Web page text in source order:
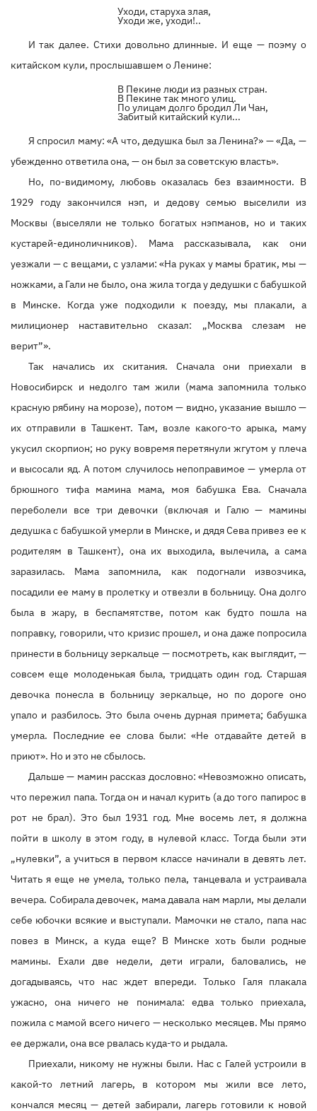
Уходи, старуха злая,
Уходи же, уходи!..
И так далее. Стихи довольно длинные. И еще — поэму о
китайском кули, прослышавшем о Ленине:
В Пекине люди из разных стран.
В Пекине так много улиц.
По улицам долго бродил Ли Чан,
Забитый китайский кули...
Я спросил маму: «А что, дедушка был за Ленина?» — «Да, —
убежденно ответила она, — он был за советскую власть».
Но, по-видимому, любовь оказалась без взаимности. В
1929 году закончился нэп, и дедову семью выселили из
Москвы (выселяли не только богатых нэпманов, но и таких
кустарей-единоличников). Мама рассказывала, как они
уезжали — с вещами, с узлами: «На руках у мамы братик, мы —
ножками, а Гали не было, она жила тогда у дедушки с бабушкой
в Минске. Когда уже подходили к поезду, мы плакали, а
милиционер наставительно сказал: „Москва слезам не
верит”».
Так начались их скитания. Сначала они приехали в
Новосибирск и недолго там жили (мама запомнила только
красную рябину на морозе), потом — видно, указание вышло —
их отправили в Ташкент. Там, возле какого-то арыка, маму
укусил скорпион; но руку вовремя перетянули жгутом у плеча
и высосали яд. А потом случилось непоправимое — умерла от
брюшного тифа мамина мама, моя бабушка Ева. Сначала
переболели все три девочки (включая и Галю — мамины
дедушка с бабушкой умерли в Минске, и дядя Сева привез ее к
родителям в Ташкент), она их выходила, вылечила, а сама
заразилась. Мама запомнила, как подогнали извозчика,
посадили ее маму в пролетку и отвезли в больницу. Она долго
была в жару, в беспамятстве, потом как будто пошла на
поправку, говорили, что кризис прошел, и она даже попросила
принести в больницу зеркальце — посмотреть, как выглядит, —
совсем еще молоденькая была, тридцать один год. Старшая
девочка понесла в больницу зеркальце, но по дороге оно
упало и разбилось. Это была очень дурная примета; бабушка
умерла. Последние ее слова были: «Не отдавайте детей в
приют». Но и это не сбылось.
Дальше — мамин рассказ дословно: «Невозможно описать,
что пережил папа. Тогда он и начал курить (а до того папирос в
рот не брал). Это был 1931 год. Мне восемь лет, я должна
пойти в школу в этом году, в нулевой класс. Тогда были эти
„нулевки”, а учиться в первом классе начинали в девять лет.
Читать я еще не умела, только пела, танцевала и устраивала
вечера. Собирала девочек, мама давала нам марли, мы делали
себе юбочки всякие и выступали. Мамочки не стало, папа нас
повез в Минск, а куда еще? В Минске хоть были родные
мамины. Ехали две недели, дети играли, баловались, не
догадываясь, что нас ждет впереди. Только Галя плакала
ужасно, она ничего не понимала: едва только приехала,
пожила с мамой всего ничего — несколько месяцев. Мы прямо
ее держали, она все рвалась куда-то и рыдала.
Приехали, никому не нужны были. Нас с Галей устроили в
какой-то летний лагерь, в котором мы жили все лето,
кончался месяц — детей забирали, лагерь готовили к новой